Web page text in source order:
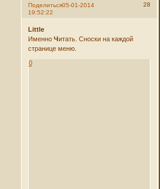
Поделиться 28
05-01-2014
19:52:22
Little
Именно Читать. Сноски на каждой
странице меню.
0